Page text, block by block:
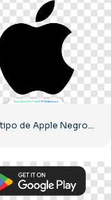
Logotipo de Apple Negro Clásico